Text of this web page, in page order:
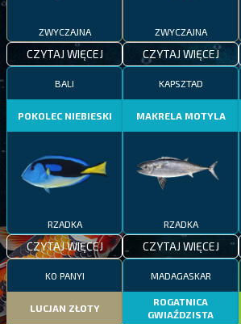
ZWYCZAJNA
CZYTAJ WIĘCEJ
ZWYCZAJNA
CZYTAJ WIĘCEJ
BALI
POKOLEC NIEBIESKI
RZADKA
CZYTAJ WIĘCEJ
KAPSZTAD
MAKRELA MOTYLA
RZADKA
CZYTAJ WIĘCEJ
KO PANYI
LUCJAN ZŁOTY
MADAGASKAR
ROGATNICA
GWIAŹDZISTA